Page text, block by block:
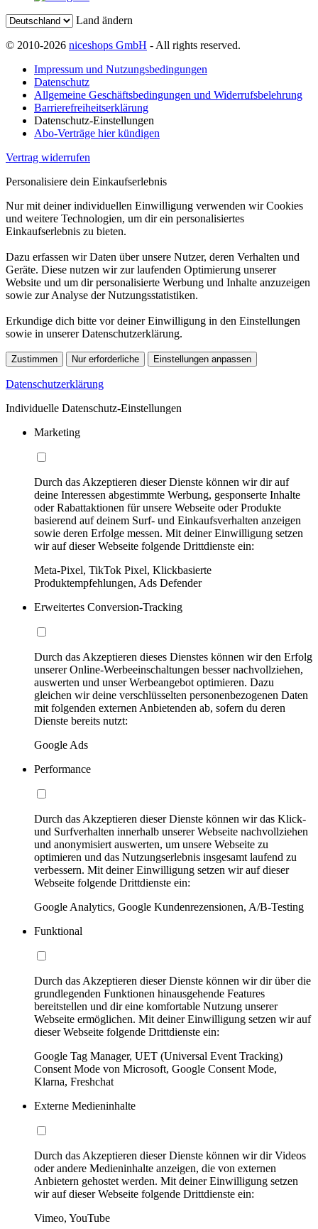
Land ändern
© 2010-2026 niceshops GmbH - All rights reserved.
Impressum und Nutzungsbedingungen
Datenschutz
Allgemeine Geschäftsbedingungen und Widerrufsbelehrung
Barrierefreiheitserklärung
Datenschutz-Einstellungen
Abo-Verträge hier kündigen
Vertrag widerrufen
Personalisiere dein Einkaufserlebnis
Nur mit deiner individuellen Einwilligung verwenden wir Cookies
und weitere Technologien, um dir ein personalisiertes
Einkaufserlebnis zu bieten.
Dazu erfassen wir Daten über unsere Nutzer, deren Verhalten und
Geräte. Diese nutzen wir zur laufenden Optimierung unserer
Website und um dir personalisierte Werbung und Inhalte anzuzeigen
sowie zur Analyse der Nutzungsstatistiken.
Erkundige dich bitte vor deiner Einwilligung in den Einstellungen
sowie in unserer Datenschutzerklärung.
Zustimmen Nur erforderliche Einstellungen anpassen
Datenschutzerklärung
Individuelle Datenschutz-Einstellungen
Marketing
Durch das Akzeptieren dieser Dienste können wir dir auf
deine Interessen abgestimmte Werbung, gesponserte Inhalte
oder Rabattaktionen für unsere Webseite oder Produkte
basierend auf deinem Surf- und Einkaufsverhalten anzeigen
sowie deren Erfolge messen. Mit deiner Einwilligung setzen
wir auf dieser Webseite folgende Drittdienste ein:
Meta-Pixel, TikTok Pixel, Klickbasierte
Produktempfehlungen, Ads Defender
Erweitertes Conversion-Tracking
Durch das Akzeptieren dieses Dienstes können wir den Erfolg
unserer Online-Werbeeinschaltungen besser nachvollziehen,
auswerten und unser Werbeangebot optimieren. Dazu
gleichen wir deine verschlüsselten personenbezogenen Daten
mit folgenden externen Anbietenden ab, sofern du deren
Dienste bereits nutzt:
Google Ads
Performance
Durch das Akzeptieren dieser Dienste können wir das Klick-
und Surfverhalten innerhalb unserer Webseite nachvollziehen
und anonymisiert auswerten, um unsere Webseite zu
optimieren und das Nutzungserlebnis insgesamt laufend zu
verbessern. Mit deiner Einwilligung setzen wir auf dieser
Webseite folgende Drittdienste ein:
Google Analytics, Google Kundenrezensionen, A/B-Testing
Funktional
Durch das Akzeptieren dieser Dienste können wir dir über die
grundlegenden Funktionen hinausgehende Features
bereitstellen und dir eine komfortable Nutzung unserer
Webseite ermöglichen. Mit deiner Einwilligung setzen wir auf
dieser Webseite folgende Drittdienste ein:
Google Tag Manager, UET (Universal Event Tracking)
Consent Mode von Microsoft, Google Consent Mode,
Klarna, Freshchat
Externe Medieninhalte
Durch das Akzeptieren dieser Dienste können wir dir Videos
oder andere Medieninhalte anzeigen, die von externen
Anbietern gehostet werden. Mit deiner Einwilligung setzen
wir auf dieser Webseite folgende Drittdienste ein:
Vimeo, YouTube